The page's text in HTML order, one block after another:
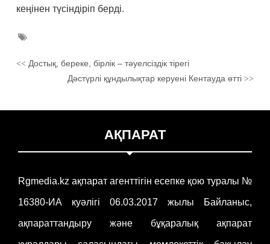
кеңінен түсіндіріп берді.
<<Достық, береке, бірлік – тәуелсіздік тірегі
Дәстүрлі құндылықтар керуені Кентауда өтті>>
АҚПАРАТ
Rgmedia.kz ақпарат агенттігін есепке қою туралы №
16380-ИА куәлігі 06.03.2017 жылы Байланыс,
ақпараттандыру және бұқаралық ақпарат